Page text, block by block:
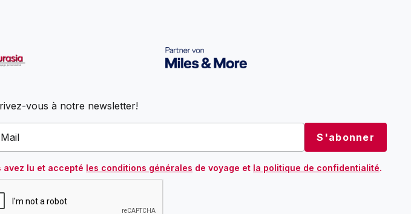
vous à notre newsletter!
avez lu et accepté les conditions générales de voyage et la politique de confidentialité.